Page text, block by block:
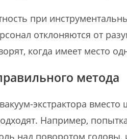
при
отклоняются от
когда имеет место
метода
экстрактора
Например,